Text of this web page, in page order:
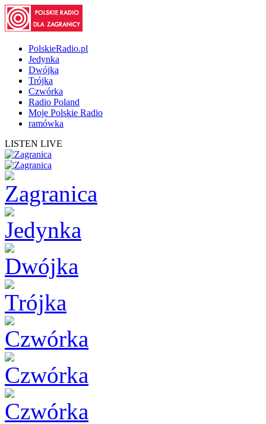
PolskieRadio.pl
Jedynka
Dwójka
Trójka
Czwórka
Radio Poland
Moje Polskie Radio
ramówka
LISTEN LIVE